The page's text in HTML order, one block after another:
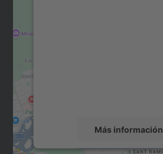
Más información